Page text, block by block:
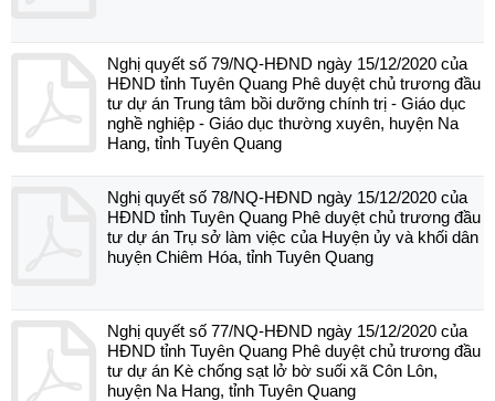
Nghị quyết số 79/NQ-HĐND ngày 15/12/2020 của
HĐND tỉnh Tuyên Quang Phê duyệt chủ trương đầu
tư dự án Trung tâm bồi dưỡng chính trị - Giáo dục
nghề nghiệp - Giáo dục thường xuyên, huyện Na
Hang, tỉnh Tuyên Quang
Nghị quyết số 78/NQ-HĐND ngày 15/12/2020 của
HĐND tỉnh Tuyên Quang Phê duyệt chủ trương đầu
tư dự án Trụ sở làm việc của Huyện ủy và khối dân
huyện Chiêm Hóa, tỉnh Tuyên Quang
Nghị quyết số 77/NQ-HĐND ngày 15/12/2020 của
HĐND tỉnh Tuyên Quang Phê duyệt chủ trương đầu
tư dự án Kè chống sạt lở bờ suối xã Côn Lôn,
huyện Na Hang, tỉnh Tuyên Quang